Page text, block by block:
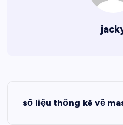
số liệu thống kê về